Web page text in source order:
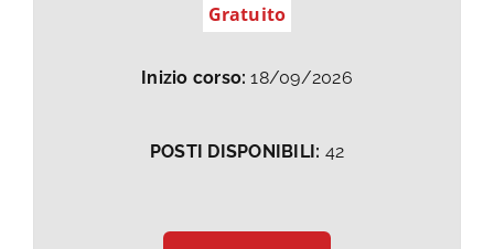
Gratuito
Inizio corso:18/09/2026
POSTI DISPONIBILI: 42